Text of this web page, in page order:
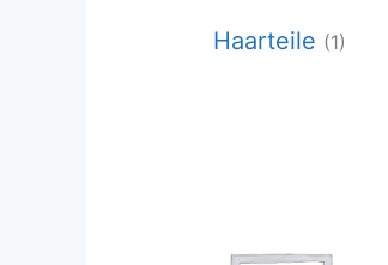
Haarteile (1)